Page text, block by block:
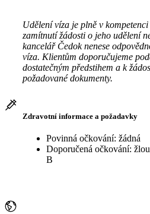
Udělení víza je plně v
zamítnutí žádosti o jeho udělení
kancelář Čedok nenese
víza. Klientům doporučujeme
dostatečným předstihem a k
požadované dokumenty.
Zdravotní informace a požadavky
Povinná očkování: žádná
Doporučená očkování:
B